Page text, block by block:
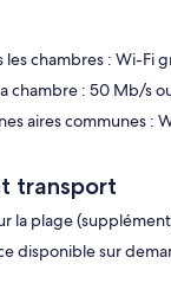
chambres : Wi-Fi
chambre : 50 Mb/s
aires communes :
transport
la plage
disponible sur